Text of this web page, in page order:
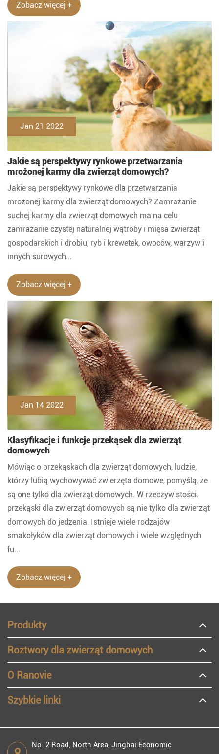
Zobacz więcej +
Jan 21 2022
Jakie są perspektywy rynkowe przetwarzania
mrożonej karmy dla zwierząt domowych?
Jakie są perspektywy rynkowe dla przetwarzania
mrożonej karmy dla zwierząt domowych? Zamrażanie
suchej karmy dla zwierząt domowych ma na celu
zamrażanie czystej naturalnej wątroby i mięsa zwierząt
gospodarskich i drobiu, ryb i krewetek, owoców, warzyw i
innych surowych...
Zobacz więcej +
Jan 14 2022
Klasyfikacje i funkcje przekąsek dla zwierząt
domowych
Mówiąc o przekąskach dla zwierząt domowych, ludzie,
którzy lubią wychowywać zwierzęta domowe, pomyślą, że
są one tylko dla zwierząt domowych. W rzeczywistości,
przekąski dla zwierząt domowych są nie tylko dla zwierząt
domowych do jedzenia. Istnieje wiele rodzajów
smakołyków dla zwierząt domowych i wiele względnych
fu...
Zobacz więcej +
Produkty
Roztwory dla zwierząt domowych
O Ranovie
Szybkie linki
No. 2 Road, North Area, Jinghai Economic